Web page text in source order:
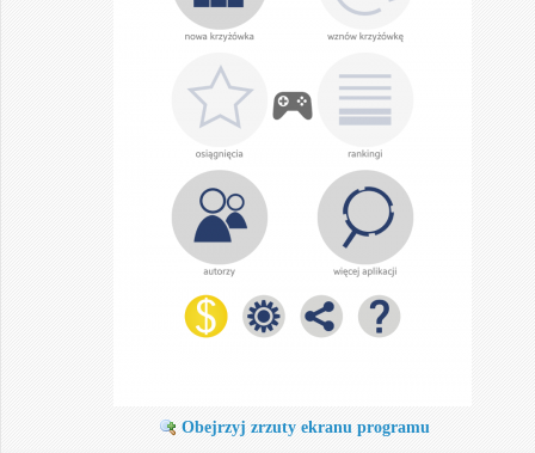
Obejrzyj zrzuty ekranu programu